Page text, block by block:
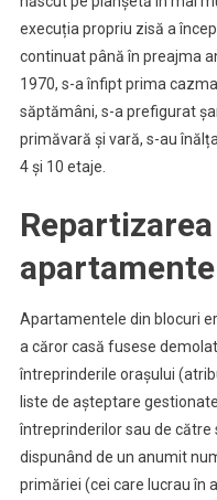
execuția propriu zisă a
continuat până în preajma
1970, s-a înfipt prima
săptămâni, s-a prefigurat
primăvară și vară, s-au
4 și 10 etaje.
Apartamentele din blocuri
a căror casă fusese
întreprinderile orașului
liste de așteptare
întreprinderilor sau de
dispunând de un anumit
primăriei (cei care lucrau în